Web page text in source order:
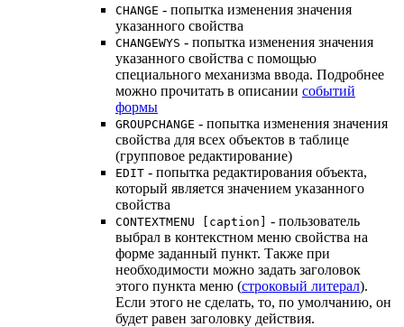
CHANGE - попытка изменения значения
указанного свойства
CHANGEWYS - попытка изменения значения
указанного свойства с помощью
специального механизма ввода. Подробнее
можно прочитать в описании событий
формы
GROUPCHANGE - попытка изменения значения
свойства для всех объектов в таблице
(групповое редактирование)
EDIT - попытка редактирования объекта,
который является значением указанного
свойства
CONTEXTMENU [caption]
- пользователь
выбрал в контекстном меню свойства на
форме заданный пункт. Также при
необходимости можно задать заголовок
этого пункта меню (строковый литерал).
Если этого не сделать, то, по умолчанию, он
будет равен заголовку действия.